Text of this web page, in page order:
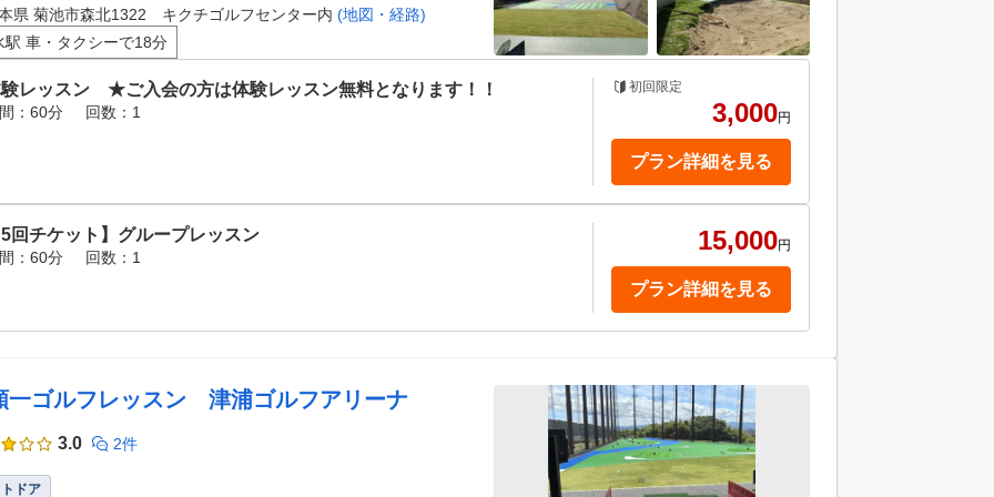
県 菊池市森北1322 キクチゴルフセンター内 (地図・経路)
駅 車・タクシーで18分
レッスン ★ご入会の方は体験レッスン無料となります！！
：60分 回数：1
初回限定
3,000円
プラン詳細を見る
回チケット】グループレッスン
：60分 回数：1
15,000円
プラン詳細を見る
一ゴルフレッスン 津浦ゴルフアリーナ
3.0 2件
ドア